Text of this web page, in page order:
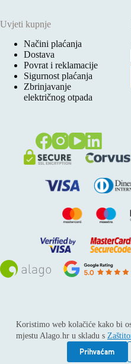
Koristimo web kolačiće kako bi
mjestu Alago.hr u skladu s
Prihvaćam
Uvjeti kupnje
Načini plaćanja
Dostava
Povrat i reklamacije
Sigurnost plaćanja
Zbrinjavanje
električnog otpada
Sva prava pridržana
ALAGO d.o.o. trgovina, usluge
Adresa: Horvati 112, 10436
6539 392 / E-mail: